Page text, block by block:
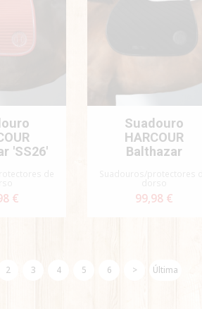
'SS26'
€
Suadouro
HARCOUR
Balthazar
99,98 €
2 3 4 5 6 > Última